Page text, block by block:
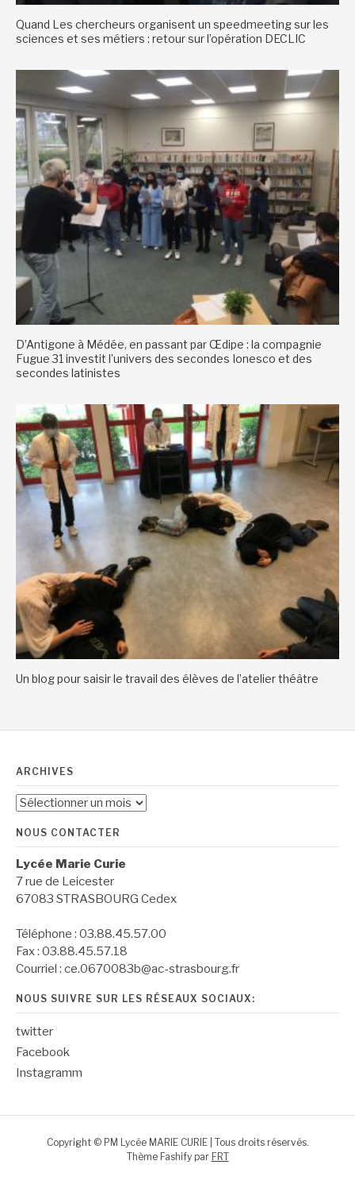
Quand Les chercheurs organisent un speedmeeting sur les
sciences et ses métiers : retour sur l’opération DECLIC
D’Antigone à Médée, en passant par Œdipe : la compagnie
Fugue 31 investit l’univers des secondes Ionesco et des
secondes latinistes
Un blog pour saisir le travail des élèves de l’atelier théâtre
ARCHIVES
Archives
NOUS CONTACTER
Lycée Marie Curie
7 rue de Leicester
67083 STRASBOURG Cedex
Téléphone : 03.88.45.57.00
Fax : 03.88.45.57.18
Courriel : ce.0670083b@ac-strasbourg.fr
NOUS SUIVRE SUR LES RÉSEAUX SOCIAUX:
twitter
Facebook
Instagramm
Copyright © PM Lycée MARIE CURIE | Tous droits réservés.
Thème Fashify par FRT